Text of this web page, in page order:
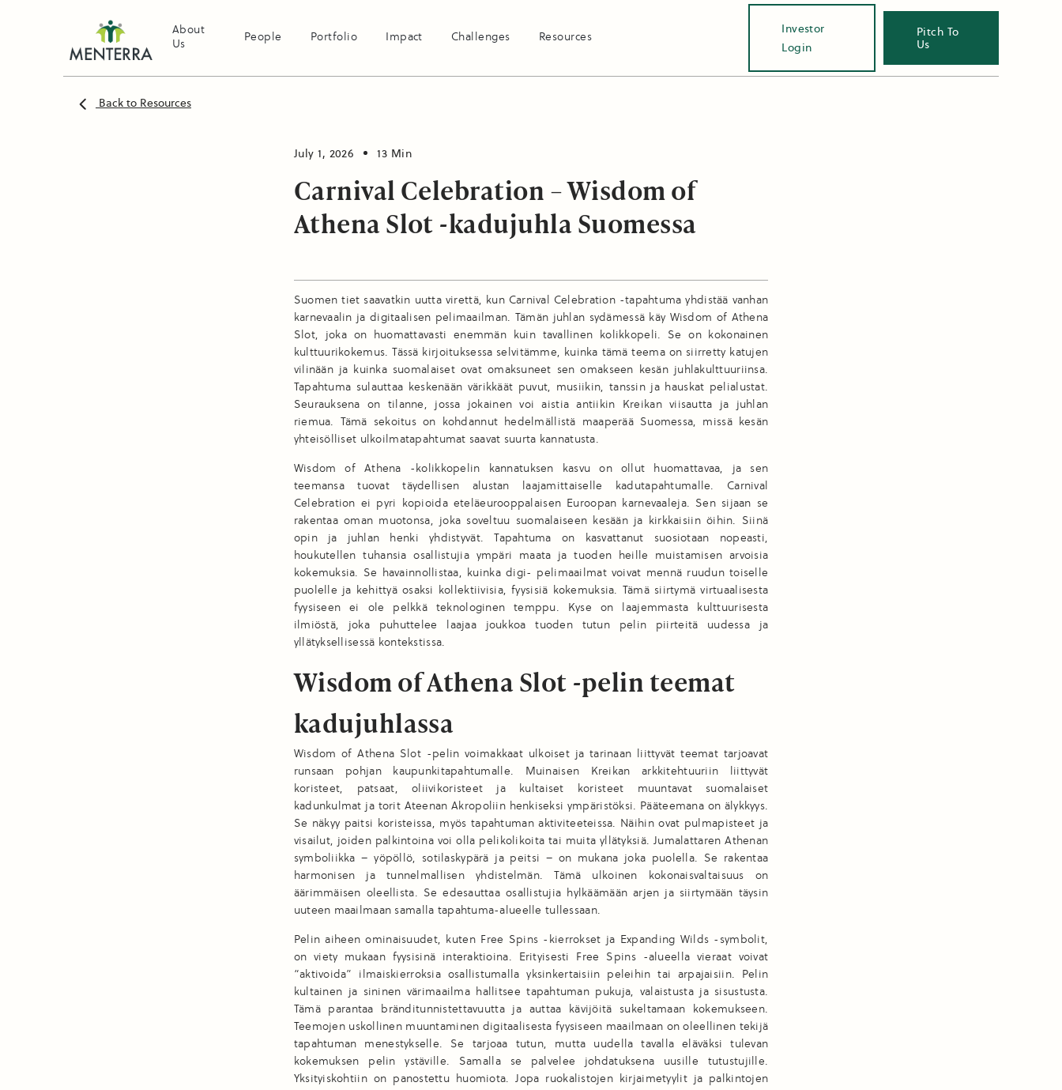
About
Us
People Portfolio Impact Challenges Resources
Investor
Login
Pitch To
Us
Back to Resources
July 1, 2026 13 Min
Carnival Celebration – Wisdom of
Athena Slot -kadujuhla Suomessa
Suomen tiet saavatkin uutta virettä, kun Carnival Celebration -tapahtuma yhdistää vanhan
karnevaalin ja digitaalisen pelimaailman. Tämän juhlan sydämessä käy Wisdom of Athena
Slot, joka on huomattavasti enemmän kuin tavallinen kolikkopeli. Se on kokonainen
kulttuurikokemus. Tässä kirjoituksessa selvitämme, kuinka tämä teema on siirretty katujen
vilinään ja kuinka suomalaiset ovat omaksuneet sen omakseen kesän juhlakulttuuriinsa.
Tapahtuma sulauttaa keskenään värikkäät puvut, musiikin, tanssin ja hauskat pelialustat.
Seurauksena on tilanne, jossa jokainen voi aistia antiikin Kreikan viisautta ja juhlan
riemua. Tämä sekoitus on kohdannut hedelmällistä maaperää Suomessa, missä kesän
yhteisölliset ulkoilmatapahtumat saavat suurta kannatusta.
Wisdom of Athena -kolikkopelin kannatuksen kasvu on ollut huomattavaa, ja sen
teemansa tuovat täydellisen alustan laajamittaiselle kadutapahtumalle. Carnival
Celebration ei pyri kopioida eteläeurooppalaisen Euroopan karnevaaleja. Sen sijaan se
rakentaa oman muotonsa, joka soveltuu suomalaiseen kesään ja kirkkaisiin öihin. Siinä
opin ja juhlan henki yhdistyvät. Tapahtuma on kasvattanut suosiotaan nopeasti,
houkutellen tuhansia osallistujia ympäri maata ja tuoden heille muistamisen arvoisia
kokemuksia. Se havainnollistaa, kuinka digi- pelimaailmat voivat mennä ruudun toiselle
puolelle ja kehittyä osaksi kollektiivisia, fyysisiä kokemuksia. Tämä siirtymä virtuaalisesta
fyysiseen ei ole pelkkä teknologinen temppu. Kyse on laajemmasta kulttuurisesta
ilmiöstä, joka puhuttelee laajaa joukkoa tuoden tutun pelin piirteitä uudessa ja
yllätyksellisessä kontekstissa.
Wisdom of Athena Slot -pelin teemat
kadujuhlassa
Wisdom of Athena Slot -pelin voimakkaat ulkoiset ja tarinaan liittyvät teemat tarjoavat
runsaan pohjan kaupunkitapahtumalle. Muinaisen Kreikan arkkitehtuuriin liittyvät
koristeet, patsaat, oliivikoristeet ja kultaiset koristeet muuntavat suomalaiset
kadunkulmat ja torit Ateenan Akropoliin henkiseksi ympäristöksi. Pääteemana on älykkyys.
Se näkyy paitsi koristeissa, myös tapahtuman aktiviteeteissa. Näihin ovat pulmapisteet ja
visailut, joiden palkintoina voi olla pelikolikoita tai muita yllätyksiä. Jumalattaren Athenan
symboliikka – yöpöllö, sotilaskypärä ja peitsi – on mukana joka puolella. Se rakentaa
harmonisen ja tunnelmallisen yhdistelmän. Tämä ulkoinen kokonaisvaltaisuus on
äärimmäisen oleellista. Se edesauttaa osallistujia hylkäämään arjen ja siirtymään täysin
uuteen maailmaan samalla tapahtuma-alueelle tullessaan.
Pelin aiheen ominaisuudet, kuten Free Spins -kierrokset ja Expanding Wilds -symbolit,
on viety mukaan fyysisinä interaktioina. Erityisesti Free Spins -alueella vieraat voivat
“aktivoida” ilmaiskierroksia osallistumalla yksinkertaisiin peleihin tai arpajaisiin. Pelin
kultainen ja sininen värimaailma hallitsee tapahtuman pukuja, valaistusta ja sisustusta.
Tämä parantaa bränditunnistettavuutta ja auttaa kävijöitä sukeltamaan kokemukseen.
Teemojen uskollinen muuntaminen digitaalisesta fyysiseen maailmaan on oleellinen tekijä
tapahtuman menestykselle. Se tarjoaa tutun, mutta uudella tavalla eläväksi tulevan
kokemuksen pelin ystäville. Samalla se palvelee johdatuksena uusille tutustujille.
Yksityiskohtiin on panostettu huomiota. Jopa ruokalistojen kirjaimetyylit ja palkintojen